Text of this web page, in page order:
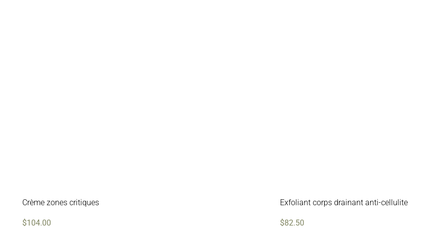
Crème zones critiques
$104.00
Exfoliant corps drainant anti-cellulite
$82.50